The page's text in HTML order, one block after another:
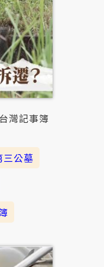
灣記事簿
三公墓